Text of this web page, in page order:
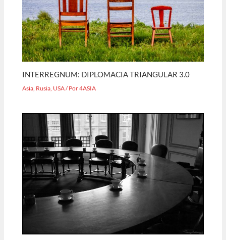
INTERREGNUM: DIPLOMACIA TRIANGULAR 3.0
Asia, Rusia, USA/ Por4ASIA